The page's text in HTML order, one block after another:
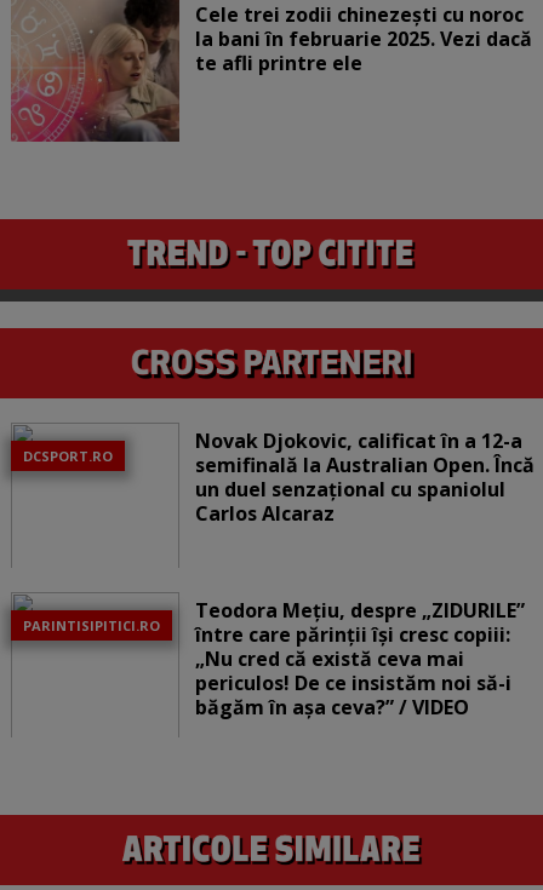
Cele trei zodii chinezești cu noroc
la bani în februarie 2025. Vezi dacă
te afli printre ele
DCSPORT.RO
Novak Djokovic, calificat în a 12-a
semifinală la Australian Open. Încă
un duel senzațional cu spaniolul
Carlos Alcaraz
PARINTISIPITICI.RO
Teodora Mețiu, despre „ZIDURILE”
între care părinții își cresc copiii:
„Nu cred că există ceva mai
periculos! De ce insistăm noi să-i
băgăm în așa ceva?” / VIDEO